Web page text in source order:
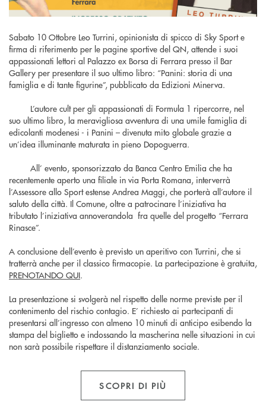
Sabato 10 Ottobre Leo Turrini, opinionista di spicco di Sky Sport e
firma di riferimento per le pagine sportive del QN, attende i suoi
appassionati lettori al Palazzo ex Borsa di Ferrara presso il Bar
Gallery per presentare il suo ultimo libro: “Panini: storia di una
famiglia e di tante figurine”, pubblicato da Edizioni Minerva.
L’autore cult per gli appassionati di Formula 1 ripercorre, nel
suo ultimo libro, la meravigliosa avventura di una umile famiglia di
edicolanti modenesi - i Panini – divenuta mito globale grazie a
un’idea illuminante maturata in pieno Dopoguerra.
All’ evento, sponsorizzato da Banca Centro Emilia che ha
recentemente aperto una filiale in via Porta Romana, interverrà
l’Assessore allo Sport estense Andrea Maggi, che porterà all’autore il
saluto della città. Il Comune, oltre a patrocinare l’iniziativa ha
tributato l’iniziativa annoverandola fra quelle del progetto “Ferrara
Rinasce”.
A conclusione dell’evento è previsto un aperitivo con Turrini, che si
tratterrà anche per il classico firmacopie. La partecipazione è gratuita,
PRENOTANDO QUI.
La presentazione si svolgerà nel rispetto delle norme previste per il
contenimento del rischio contagio. E’ richiesto ai partecipanti di
presentarsi all’ingresso con almeno 10 minuti di anticipo esibendo la
stampa del biglietto e indossando la mascherina nelle situazioni in cui
non sarà possibile rispettare il distanziamento sociale.
SCOPRI DI PIÙ